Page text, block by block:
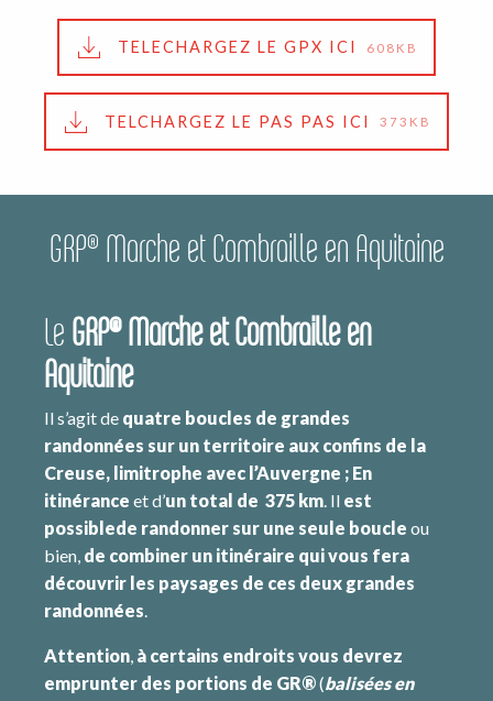
TELECHARGEZ LE GPX ICI 608KB
TELCHARGEZ LE PAS PAS ICI 373KB
GRP® Marche et Combraille en Aquitaine
LeGRP® Marche et Combraille en
Aquitaine
Il s’agit de quatre boucles de grandes
randonnées sur un territoire aux confins de la
Creuse, limitrophe avec l’Auvergne ; En
itinérance et d’un total de 375 km. Il est
possiblede randonner sur une seule boucle ou
bien, de combiner un itinéraire qui vous fera
découvrir les paysages de ces deux grandes
randonnées.
Attention, à certains endroits vous devrez
emprunter des portions de GR®(balisées en